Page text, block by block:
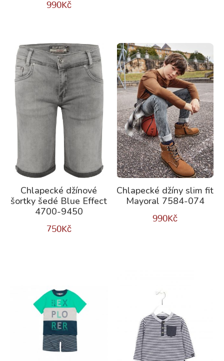
990Kč
Chlapecké džínové
šortky šedé Blue Effect
4700-9450
750Kč
Chlapecké džíny slim fit
Mayoral 7584-074
990Kč